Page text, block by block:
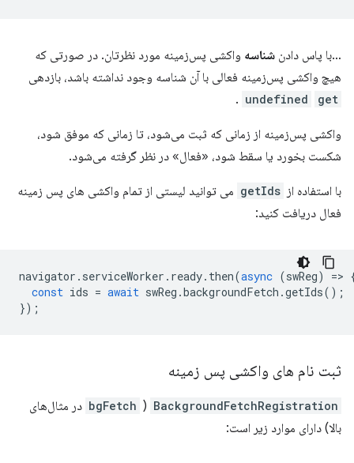
…با پاس دادن شناسه واکشی پس‌زمینه مورد نظرتان. در صورتی که
هیچ واکشی پس‌زمینه فعالی با آن شناسه وجود نداشته باشد، بازدهی
undefined get
.
واکشی پس‌زمینه از زمانی که ثبت می‌شود، تا زمانی که موفق شود،
شکست بخورد یا سقط شود، «فعال» در نظر گرفته می‌شود.
با استفاده از getIds می توانید لیستی از تمام واکشی های پس زمینه
فعال دریافت کنید:
navigator . serviceWorker . ready. then(async (swReg) =>
const ids = await swReg .backgroundFetch .getIds();
});
ثبت نام های واکشی پس زمینه
BackgroundFetchRegistration
(
bgFetch در مثال‌های
بالا) دارای موارد زیر است: